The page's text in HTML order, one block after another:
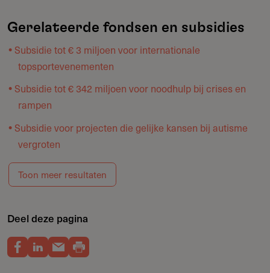
Gerelateerde fondsen en subsidies
Subsidie tot € 3 miljoen voor internationale
topsportevenementen
Subsidie tot € 342 miljoen voor noodhulp bij crises en
rampen
Subsidie voor projecten die gelijke kansen bij autisme
vergroten
Toon meer resultaten
Deel deze pagina